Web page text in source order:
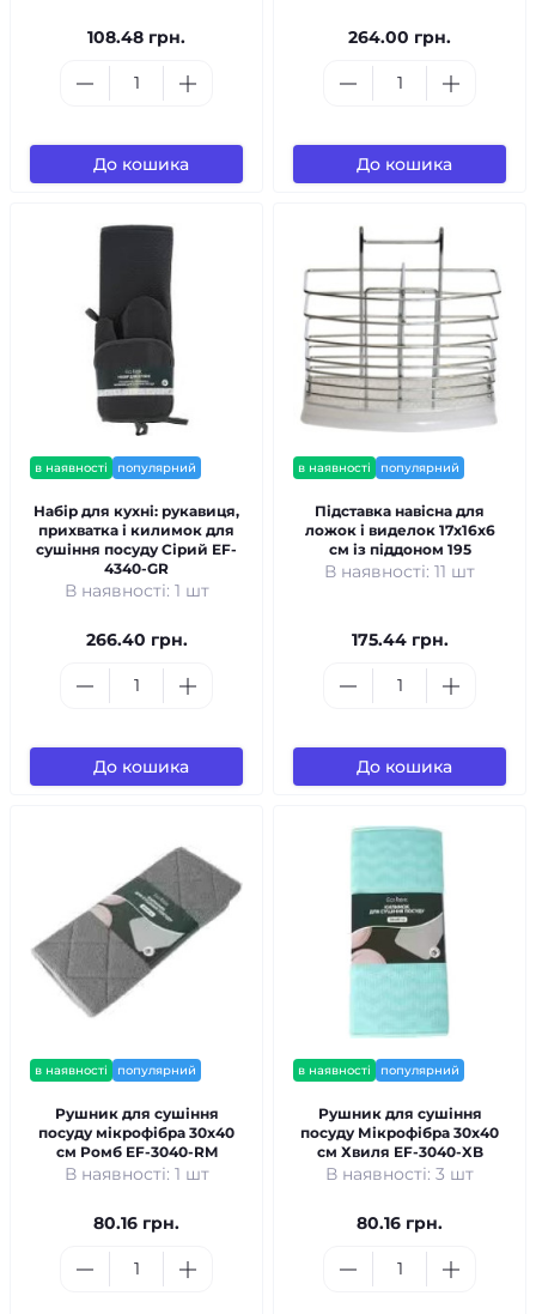
108.48 грн.
До кошика
264.00 грн.
До кошика
в наявності популярний
Набір для кухні: рукавиця,
прихватка і килимок для
сушіння посуду Сірий EF-
4340-GR
В наявності: 1 шт
266.40 грн.
До кошика
в наявності популярний
Підставка навісна для
ложок і виделок 17x16x6
см із піддоном 195
В наявності: 11 шт
175.44 грн.
До кошика
в наявності популярний
Рушник для сушіння
посуду мікрофібра 30x40
см Ромб EF-3040-RM
В наявності: 1 шт
80.16 грн.
в наявності популярний
Рушник для сушіння
посуду Мікрофібра 30x40
см Хвиля EF-3040-XB
В наявності: 3 шт
80.16 грн.